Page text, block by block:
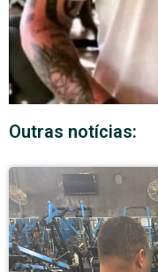
Outras notícias: